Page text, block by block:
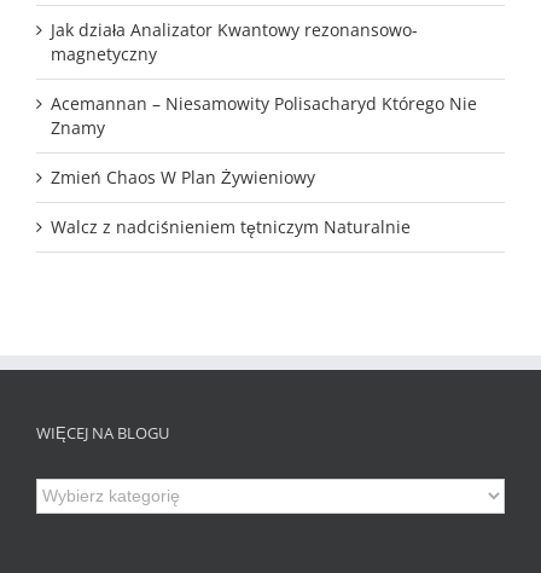
Jak działa Analizator Kwantowy rezonansowo-
magnetyczny
Acemannan – Niesamowity Polisacharyd Którego Nie
Znamy
Zmień Chaos W Plan Żywieniowy
Walcz z nadciśnieniem tętniczym Naturalnie
WIĘCEJ NA BLOGU
Więcej
na